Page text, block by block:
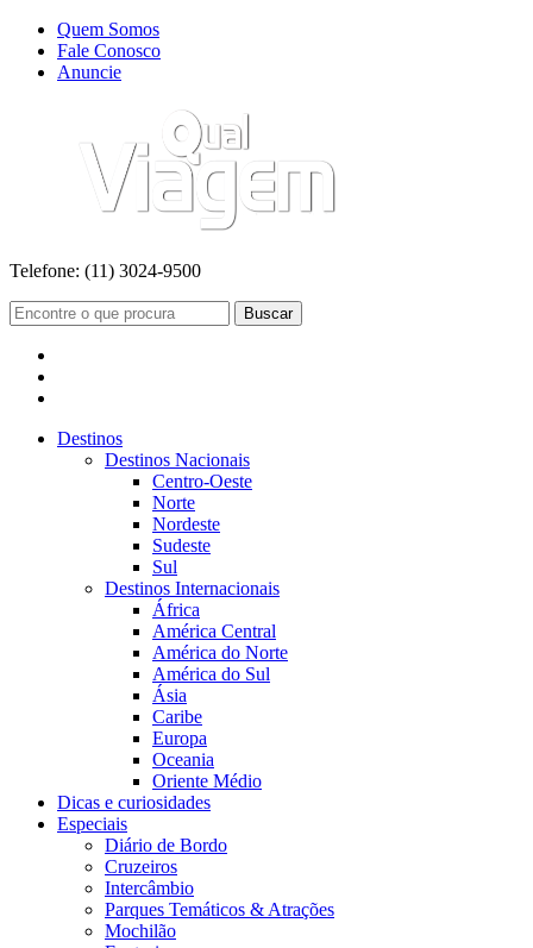
Quem Somos
Fale Conosco
Anuncie
Telefone: (11) 3024-9500
Buscar
Destinos
Destinos Nacionais
Centro-Oeste
Norte
Nordeste
Sudeste
Sul
Destinos Internacionais
África
América Central
América do Norte
América do Sul
Ásia
Caribe
Europa
Oceania
Oriente Médio
Dicas e curiosidades
Especiais
Diário de Bordo
Cruzeiros
Intercâmbio
Parques Temáticos & Atrações
Mochilão